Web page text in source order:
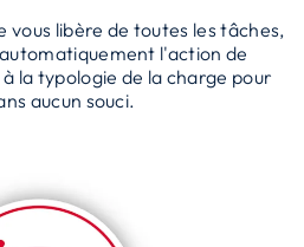
libère de toutes les tâches,
l'action de
la typologie de la charge pour
aucun souci.